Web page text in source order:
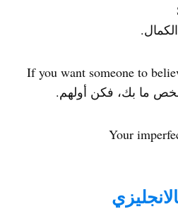
ما بك، فكن أولهم.